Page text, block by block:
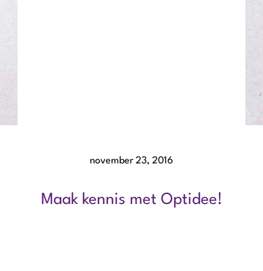
november 23, 2016
Maak kennis met Optidee!